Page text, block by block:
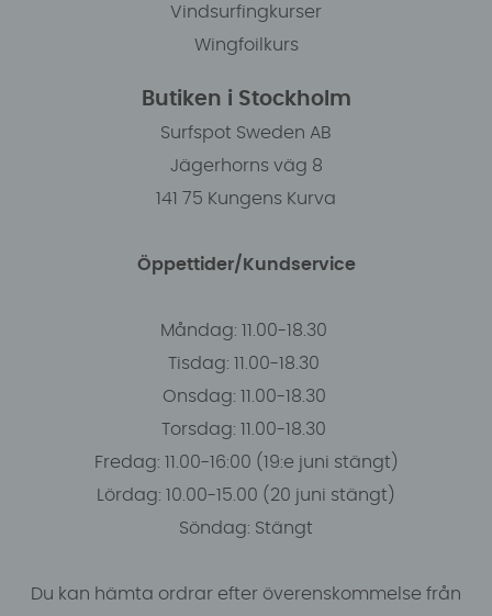
Vindsurfingkurser
Wingfoilkurs
Butiken i Stockholm
Surfspot Sweden AB
Jägerhorns väg 8
141 75 Kungens Kurva
Öppettider/Kundservice
Måndag: 11.00-18.30
Tisdag: 11.00-18.30
Onsdag: 11.00-18.30
Torsdag: 11.00-18.30
Fredag: 11.00-16:00 (19:e juni stängt)
Lördag: 10.00-15.00 (20 juni stängt)
Söndag: Stängt
Du kan hämta ordrar efter överenskommelse från